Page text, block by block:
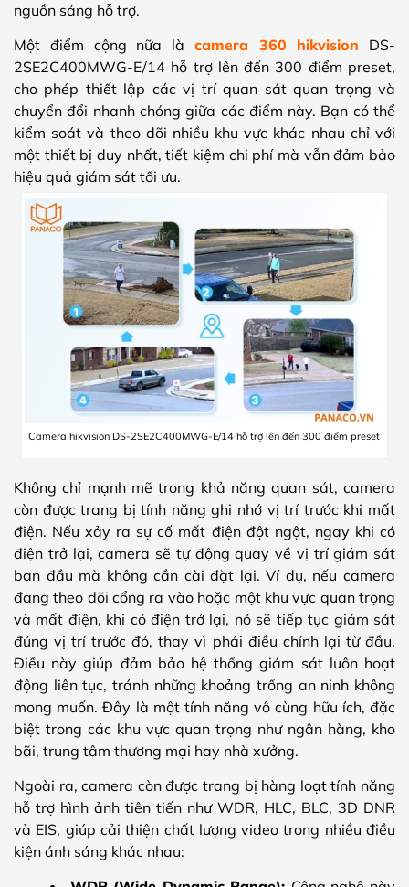
nguồn sáng hỗ trợ.
Một điểm cộng nữa là camera 360 hikvision DS-
2SE2C400MWG-E/14 hỗ trợ lên đến 300 điểm preset,
cho phép thiết lập các vị trí quan sát quan trọng và
chuyển đổi nhanh chóng giữa các điểm này. Bạn có thể
kiểm soát và theo dõi nhiều khu vực khác nhau chỉ với
một thiết bị duy nhất, tiết kiệm chi phí mà vẫn đảm bảo
hiệu quả giám sát tối ưu.
Camera hikvision DS-2SE2C400MWG-E/14 hỗ trợ lên đến 300 điểm preset
Không chỉ mạnh mẽ trong khả năng quan sát, camera
còn được trang bị tính năng ghi nhớ vị trí trước khi mất
điện. Nếu xảy ra sự cố mất điện đột ngột, ngay khi có
điện trở lại, camera sẽ tự động quay về vị trí giám sát
ban đầu mà không cần cài đặt lại. Ví dụ, nếu camera
đang theo dõi cổng ra vào hoặc một khu vực quan trọng
và mất điện, khi có điện trở lại, nó sẽ tiếp tục giám sát
đúng vị trí trước đó, thay vì phải điều chỉnh lại từ đầu.
Điều này giúp đảm bảo hệ thống giám sát luôn hoạt
động liên tục, tránh những khoảng trống an ninh không
mong muốn. Đây là một tính năng vô cùng hữu ích, đặc
biệt trong các khu vực quan trọng như ngân hàng, kho
bãi, trung tâm thương mại hay nhà xưởng.
Ngoài ra, camera còn được trang bị hàng loạt tính năng
hỗ trợ hình ảnh tiên tiến như WDR, HLC, BLC, 3D DNR
và EIS, giúp cải thiện chất lượng video trong nhiều điều
kiện ánh sáng khác nhau: